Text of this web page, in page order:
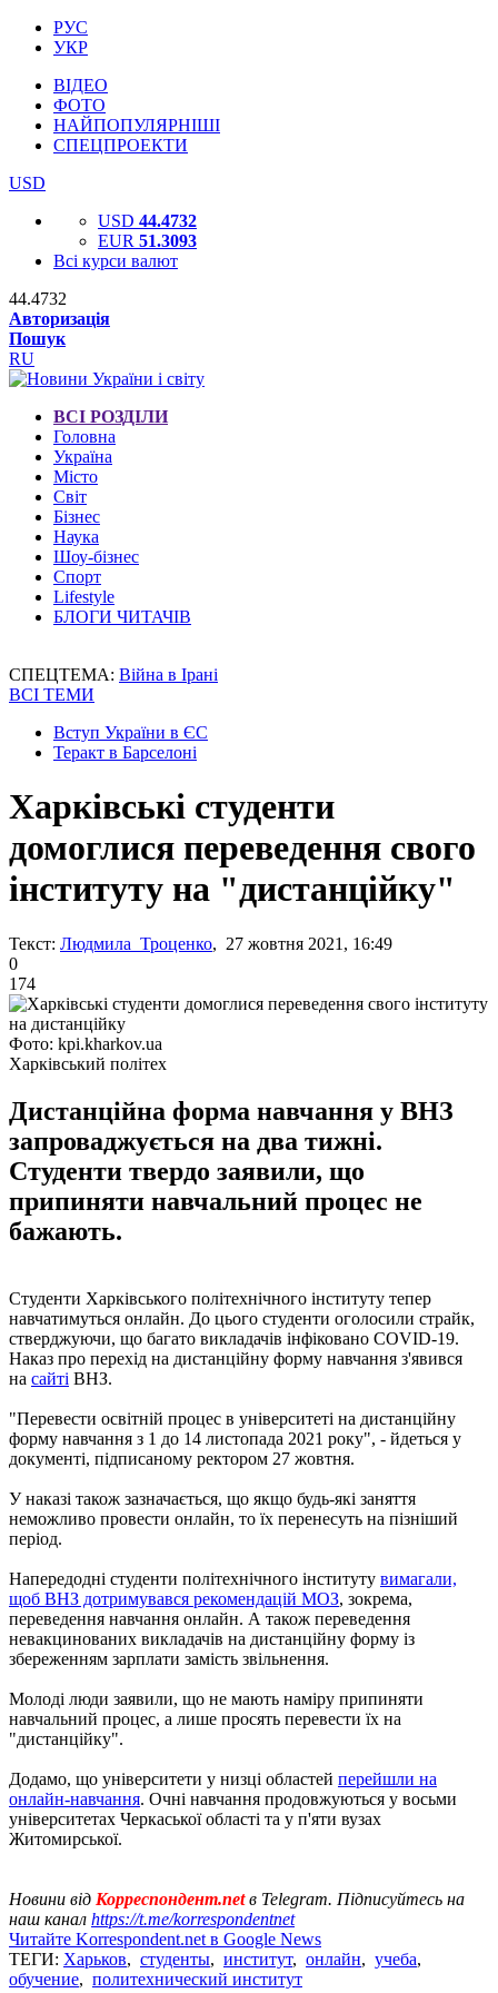
РУС
УКР
ВІДЕО
ФОТО
НАЙПОПУЛЯРНІШІ
СПЕЦПРОЕКТИ
USD
USD 44.4732
EUR 51.3093
Всі курси валют
44.4732
Авторизація
Пошук
RU
ВСІ РОЗДІЛИ
Головна
Україна
Місто
Світ
Бізнес
Наука
Шоу-бізнес
Спорт
Lifestyle
БЛОГИ ЧИТАЧІВ
СПЕЦТЕМА: Війна в Ірані
ВСІ ТЕМИ
Вступ України в ЄС
Теракт в Барселоні
Харківські студенти
домоглися переведення свого
інституту на "дистанційку"
Текст: Людмила Троценко, 27 жовтня 2021, 16:49
0
174
Фото: kpi.kharkov.ua
Харківський політех
Дистанційна форма навчання у ВНЗ
запроваджується на два тижні.
Студенти твердо заявили, що
припиняти навчальний процес не
бажають.
Студенти Харківського політехнічного інституту тепер
навчатимуться онлайн. До цього студенти оголосили страйк,
стверджуючи, що багато викладачів інфіковано COVID-19.
Наказ про перехід на дистанційну форму навчання з'явився
на сайті ВНЗ.
"Перевести освітній процес в університеті на дистанційну
форму навчання з 1 до 14 листопада 2021 року", - йдеться у
документі, підписаному ректором 27 жовтня.
У наказі також зазначається, що якщо будь-які заняття
неможливо провести онлайн, то їх перенесуть на пізніший
період.
Напередодні студенти політехнічного інституту вимагали,
щоб ВНЗ дотримувався рекомендацій МОЗ, зокрема,
переведення навчання онлайн. А також переведення
невакцинованих викладачів на дистанційну форму із
збереженням зарплати замість звільнення.
Молоді люди заявили, що не мають наміру припиняти
навчальний процес, а лише просять перевести їх на
"дистанційку".
Додамо, що університети у низці областей перейшли на
онлайн-навчання. Очні навчання продовжуються у восьми
університетах Черкаської області та у п'яти вузах
Житомирської.
Новини від Корреспондент.netв Telegram. Підписуйтесь на
наш канал https://t.me/korrespondentnet
Читайте Korrespondent.net в Google News
ТЕГИ: Харьков, студенты, институт, онлайн, учеба,
обучение, политехнический институт